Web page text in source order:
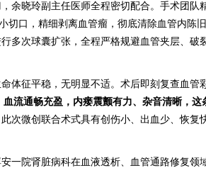
余晓玲副主任医师全程密切配合。手术团队
切口，精细剥离血管瘤，彻底清除血管内陈
多次球囊扩张，全程严格规避血管夹层、破
体征平稳，无明显不适。术后即刻复查血管
流通畅充盈，内瘘震颤有力、杂音清晰，这
次微创联合术式具有创伤小、出血少、恢复
一院肾脏病科在血液透析、血管通路修复领